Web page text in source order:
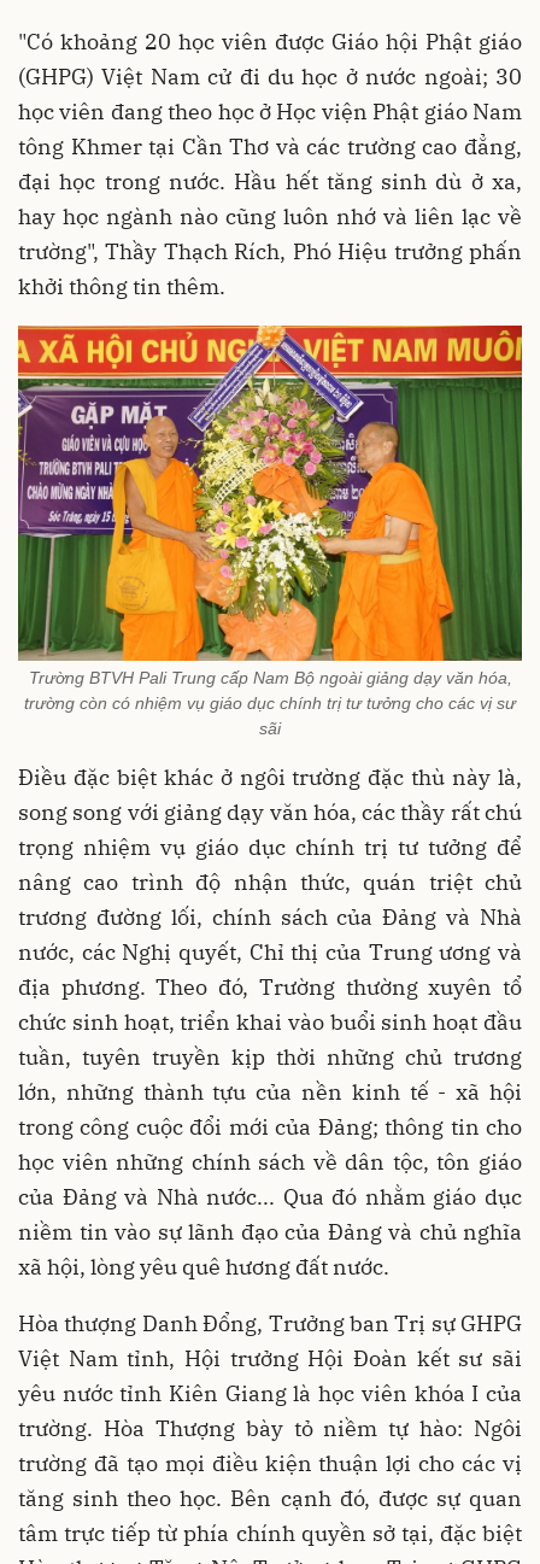
"Có khoảng 20 học viên được Giáo hội Phật giáo
(GHPG) Việt Nam cử đi du học ở nước ngoài; 30
học viên đang theo học ở Học viện Phật giáo Nam
tông Khmer tại Cần Thơ và các trường cao đẳng,
đại học trong nước. Hầu hết tăng sinh dù ở xa,
hay học ngành nào cũng luôn nhớ và liên lạc về
trường", Thầy Thạch Rích, Phó Hiệu trưởng phấn
khởi thông tin thêm.
Trường BTVH Pali Trung cấp Nam Bộ ngoài giảng dạy văn hóa,
trường còn có nhiệm vụ giáo dục chính trị tư tưởng cho các vị sư
sãi
Điều đặc biệt khác ở ngôi trường đặc thù này là,
song song với giảng dạy văn hóa, các thầy rất chú
trọng nhiệm vụ giáo dục chính trị tư tưởng để
nâng cao trình độ nhận thức, quán triệt chủ
trương đường lối, chính sách của Đảng và Nhà
nước, các Nghị quyết, Chỉ thị của Trung ương và
địa phương. Theo đó, Trường thường xuyên tổ
chức sinh hoạt, triển khai vào buổi sinh hoạt đầu
tuần, tuyên truyền kịp thời những chủ trương
lớn, những thành tựu của nền kinh tế - xã hội
trong công cuộc đổi mới của Đảng; thông tin cho
học viên những chính sách về dân tộc, tôn giáo
của Đảng và Nhà nước... Qua đó nhằm giáo dục
niềm tin vào sự lãnh đạo của Đảng và chủ nghĩa
xã hội, lòng yêu quê hương đất nước.
Hòa thượng Danh Đổng, Trưởng ban Trị sự GHPG
Việt Nam tỉnh, Hội trưởng Hội Đoàn kết sư sãi
yêu nước tỉnh Kiên Giang là học viên khóa I của
trường. Hòa Thượng bày tỏ niềm tự hào: Ngôi
trường đã tạo mọi điều kiện thuận lợi cho các vị
tăng sinh theo học. Bên cạnh đó, được sự quan
tâm trực tiếp từ phía chính quyền sở tại, đặc biệt